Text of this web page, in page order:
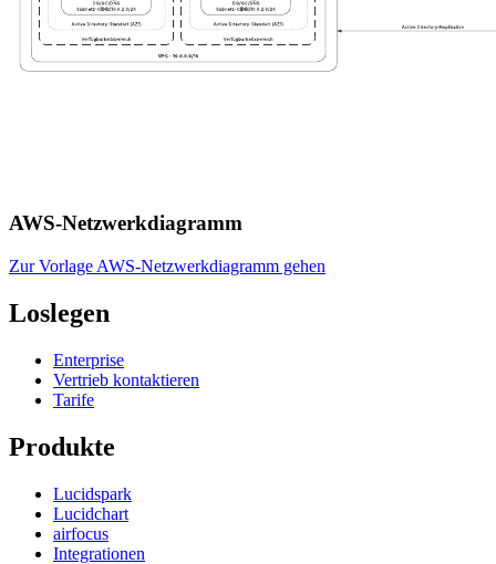
AWS-Netzwerkdiagramm
Zur Vorlage AWS-Netzwerkdiagramm gehen
Loslegen
Enterprise
Vertrieb kontaktieren
Tarife
Produkte
Lucidspark
Lucidchart
airfocus
Integrationen